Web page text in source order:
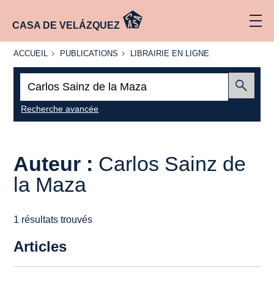
CASA DE VELÁZQUEZ
ACCUEIL
ACCUEIL PUBLICATIONS
PUBLICATIONS
LIBRAIRIE
LIBRAIRIE EN LIGNE
Recherche avancée
Auteur : Carlos Sainz de
la Maza
1 résultats trouvés
Articles